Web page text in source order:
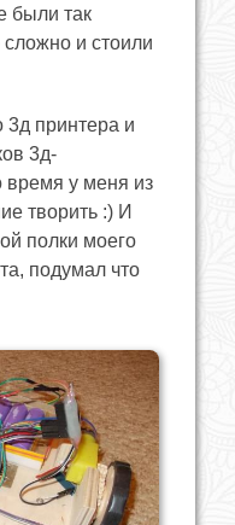
были так
и стоили
3д принтера и
3д-
время у меня из
творить :) И
полки моего
подумал что